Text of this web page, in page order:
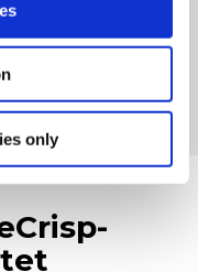
only
grader / 2 min 45